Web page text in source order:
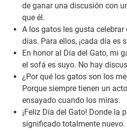
de ganar una discusión con
que él.
A los gatos les gusta
días. Para ellos, ¡cada día es
En honor al Día del Gato, mi
el sofá es suyo. No hay
¿Por qué los gatos son los
Porque siempre tienen un
ensayado cuando los miras.
¡Feliz Día del Gato! Donde la
significado totalmente nuevo.